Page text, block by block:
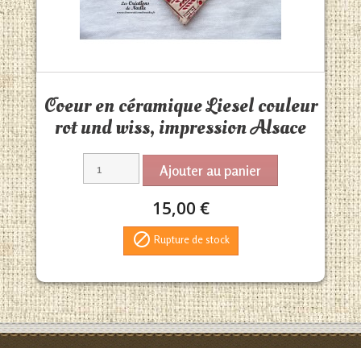
Coeur en céramique Liesel couleur
rot und wiss, impression Alsace
Ajouter au panier
15,00 €
 Rupture de stock